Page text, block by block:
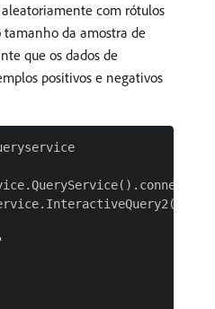
com rótulos
da amostra de
que os dados de
positivos e negativos